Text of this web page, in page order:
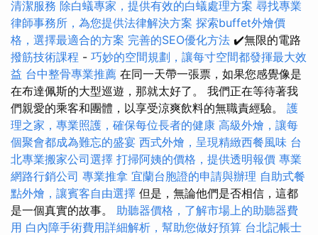
清潔服務 除白蟻專家，提供有效的白蟻處理方案 尋找專業
律師事務所，為您提供法律解決方案 探索buffet外燴價
格，選擇最適合的方案 完善的SEO優化方法 ✔️無限的電路
撥筋技術課程 - 巧妙的空間規劃，讓每寸空間都發揮最大效
益 台中整骨專業推薦 在同一天帶一張票，如果您感覺像是
在布達佩斯的大型巡遊，那就太好了。 我們正在等待著我
們親愛的乘客和團體，以享受涼爽飲料的無職責經驗。 護
理之家，專業照護，確保每位長者的健康 高級外燴，讓每
個聚會都成為難忘的盛宴 西式外燴，呈現精緻西餐風味 台
北專業搬家公司選擇 打掃阿姨的價格，提供透明報價 專業
網路行銷公司 專業推拿 宜蘭台胞證的申請與辦理 自助式餐
點外燴，讓賓客自由選擇 但是，無論他們是否相信，這都
是一個真實的故事。 助聽器價格，了解市場上的助聽器費
用 白內障手術費用詳細解析，幫助您做好預算 台北記帳士